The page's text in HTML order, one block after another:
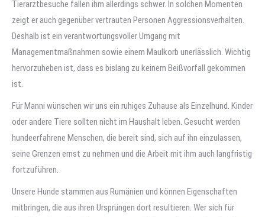
Tierarztbesuche fallen ihm allerdings schwer. In solchen Momenten
zeigt er auch gegenüber vertrauten Personen Aggressionsverhalten.
Deshalb ist ein verantwortungsvoller Umgang mit
Managementmaßnahmen sowie einem Maulkorb unerlässlich. Wichtig
hervorzuheben ist, dass es bislang zu keinem Beißvorfall gekommen
ist.
Für Manni wünschen wir uns ein ruhiges Zuhause als Einzelhund. Kinder
oder andere Tiere sollten nicht im Haushalt leben. Gesucht werden
hundeerfahrene Menschen, die bereit sind, sich auf ihn einzulassen,
seine Grenzen ernst zu nehmen und die Arbeit mit ihm auch langfristig
fortzuführen.
Unsere Hunde stammen aus Rumänien und können Eigenschaften
mitbringen, die aus ihren Ursprüngen dort resultieren. Wer sich für